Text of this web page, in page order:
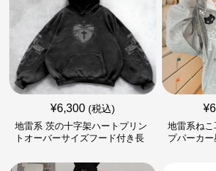
¥6,300 (税込)
地雷系 茨の十字架ハートプリン
トオーバーサイズフード付き長
¥
地雷系ねこ
プパーカー